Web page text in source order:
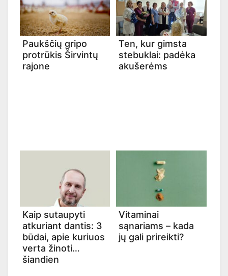
Paukščių gripo
protrūkis Širvintų
rajone
Ten, kur gimsta
stebuklai: padėka
akušerėms
Kaip sutaupyti
atkuriant dantis: 3
būdai, apie kuriuos
verta žinoti
šiandien
Vitaminai
sąnariams – kada
jų gali prireikti?